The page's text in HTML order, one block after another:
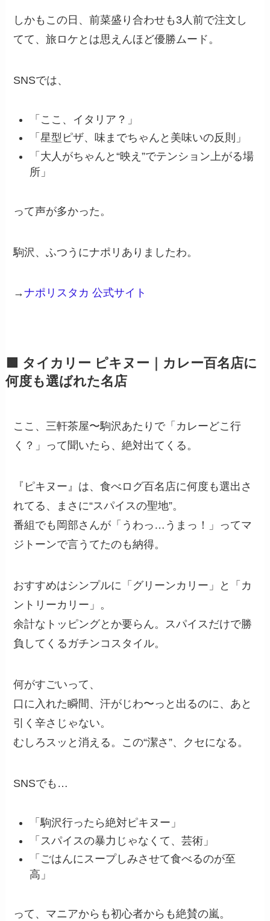
しかもこの日、前菜盛り合わせも3人前で注文し
てて、旅ロケとは思えんほど優勝ムード。
SNSでは、
「ここ、イタリア？」
「星型ピザ、味までちゃんと美味いの反則」
「大人がちゃんと“映え”でテンション上がる場
所」
って声が多かった。
駒沢、ふつうにナポリありましたわ。
→ナポリスタカ 公式サイト
🟩 タイカリー ピキヌー｜カレー百名店に
何度も選ばれた名店
ここ、三軒茶屋〜駒沢あたりで「カレーどこ行
く？」って聞いたら、絶対出てくる。
『ピキヌー』は、食べログ百名店に何度も選出さ
れてる、まさに“スパイスの聖地”。
番組でも岡部さんが「うわっ…うまっ！」ってマ
ジトーンで言うてたのも納得。
おすすめはシンプルに「グリーンカリー」と「カ
ントリーカリー」。
余計なトッピングとか要らん。スパイスだけで勝
負してくるガチンコスタイル。
何がすごいって、
口に入れた瞬間、汗がじわ〜っと出るのに、あと
引く辛さじゃない。
むしろスッと消える。この“潔さ”、クセになる。
SNSでも…
「駒沢行ったら絶対ピキヌー」
「スパイスの暴力じゃなくて、芸術」
「ごはんにスープしみさせて食べるのが至
高」
って、マニアからも初心者からも絶賛の嵐。